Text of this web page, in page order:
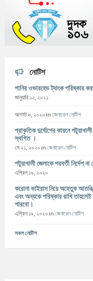
নোটিশ
পানির ওভারহেড ট্যাংক পরিষ্কার
জানুয়ারি ১২, ২০২১
আগস্ট ৬, ২০২০ in জেনারেল নোটিশ
প্রাকৃতিক দুর্যোগের কারনে
স্থগিত ।
মে ২১, ২০২০ in জেনারেল নোটিশ
পটুয়াখালী জেলাকে পরবর্তী
এপ্রিল ১৯, ২০২০
করোনা ভাইরাস নিয়ে অহেতুক
এবং অন্যকে পরিষ্কার রাখি
পারবো।
এপ্রিল ১৯, ২০২০ in জেনারেল নোটিশ
সকল নোটিশ